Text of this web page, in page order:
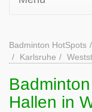
Badminton HotSpots
Karlsruhe
Hallen in